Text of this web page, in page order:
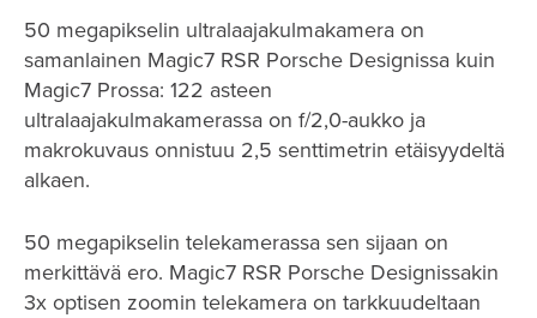
50 megapikselin ultralaajakulmakamera on
samanlainen Magic7 RSR Porsche Designissa kuin
Magic7 Prossa: 122 asteen
ultralaajakulmakamerassa on f/2,0-aukko ja
makrokuvaus onnistuu 2,5 senttimetrin etäisyydeltä
alkaen.
50 megapikselin telekamerassa sen sijaan on
merkittävä ero. Magic7 RSR Porsche Designissakin
3x optisen zoomin telekamera on tarkkuudeltaan